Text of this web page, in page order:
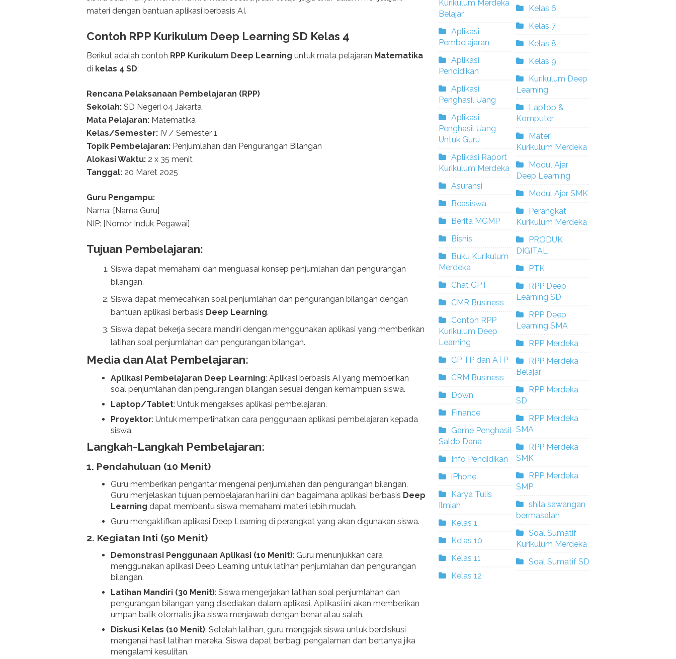
materi dengan bantuan aplikasi berbasis AI.
Contoh RPP Kurikulum Deep Learning SD Kelas 4
Berikut adalah contoh RPP Kurikulum Deep Learning untuk mata pelajaran Matematika
di kelas 4 SD:
Rencana Pelaksanaan Pembelajaran (RPP)
Sekolah: SD Negeri 04 Jakarta
Mata Pelajaran: Matematika
Kelas/Semester: IV / Semester 1
Topik Pembelajaran: Penjumlahan dan Pengurangan Bilangan
Alokasi Waktu: 2 x 35 menit
Tanggal: 20 Maret 2025
Guru Pengampu:
Nama: [Nama Guru]
NIP: [Nomor Induk Pegawai]
Tujuan Pembelajaran:
Siswa dapat memahami dan menguasai konsep penjumlahan dan pengurangan
bilangan.
Siswa dapat memecahkan soal penjumlahan dan pengurangan bilangan dengan
bantuan aplikasi berbasis Deep Learning.
Siswa dapat bekerja secara mandiri dengan menggunakan aplikasi yang memberikan
latihan soal penjumlahan dan pengurangan bilangan.
Media dan Alat Pembelajaran:
Aplikasi Pembelajaran Deep Learning: Aplikasi berbasis AI yang memberikan
soal penjumlahan dan pengurangan bilangan sesuai dengan kemampuan siswa.
Laptop/Tablet: Untuk mengakses aplikasi pembelajaran.
Proyektor: Untuk memperlihatkan cara penggunaan aplikasi pembelajaran kepada
siswa.
Langkah-Langkah Pembelajaran:
1. Pendahuluan (10 Menit)
Guru memberikan pengantar mengenai penjumlahan dan pengurangan bilangan.
Guru menjelaskan tujuan pembelajaran hari ini dan bagaimana aplikasi berbasis Deep
Learning dapat membantu siswa memahami materi lebih mudah.
Guru mengaktifkan aplikasi Deep Learning di perangkat yang akan digunakan siswa.
2. Kegiatan Inti (50 Menit)
Demonstrasi Penggunaan Aplikasi (10 Menit): Guru menunjukkan cara
menggunakan aplikasi Deep Learning untuk latihan penjumlahan dan pengurangan
bilangan.
Latihan Mandiri (30 Menit): Siswa mengerjakan latihan soal penjumlahan dan
pengurangan bilangan yang disediakan dalam aplikasi. Aplikasi ini akan memberikan
umpan balik otomatis jika siswa menjawab dengan benar atau salah.
Diskusi Kelas (10 Menit): Setelah latihan, guru mengajak siswa untuk berdiskusi
mengenai hasil latihan mereka. Siswa dapat berbagi pengalaman dan bertanya jika
mengalami kesulitan.
Kurikulum Merdeka
Belajar
Aplikasi
Pembelajaran
Aplikasi
Pendidikan
Aplikasi
Penghasil Uang
Aplikasi
Penghasil Uang
Untuk Guru
Aplikasi Raport
Kurikulum Merdeka
Asuransi
Beasiswa
Berita MGMP
Bisnis
Buku Kurikulum
Merdeka
Chat GPT
CMR Business
Contoh RPP
Kurikulum Deep
Learning
CP TP dan ATP
CRM Business
Down
Finance
Game Penghasil
Saldo Dana
Info Pendidikan
iPhone
Karya Tulis
Ilmiah
Kelas 1
Kelas 10
Kelas 11
Kelas 12
Kelas 6
Kelas 7
Kelas 8
Kelas 9
Kurikulum Deep
Learning
Laptop &
Komputer
Materi
Kurikulum Merdeka
Modul Ajar
Deep Learning
Modul Ajar SMK
Perangkat
Kurikulum Merdeka
PRODUK
DIGITAL
PTK
RPP Deep
Learning SD
RPP Deep
Learning SMA
RPP Merdeka
RPP Merdeka
Belajar
RPP Merdeka
SD
RPP Merdeka
SMA
RPP Merdeka
SMK
RPP Merdeka
SMP
shila sawangan
bermasalah
Soal Sumatif
Kurikulum Merdeka
Soal Sumatif SD